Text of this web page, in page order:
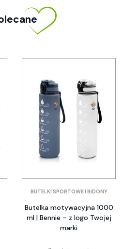
BUTELKI SPORTOWE I BIDONY
Butelka motywacyjna 1000
ml | Bennie – z logo Twojej
marki